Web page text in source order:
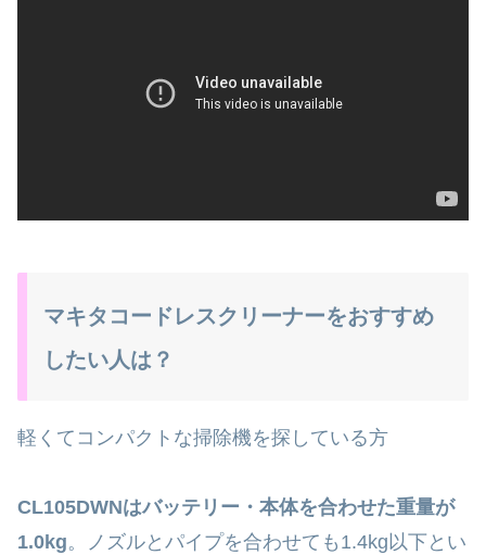
マキタコードレスクリーナーをおすすめ
したい人は？
軽くてコンパクトな掃除機を探している方
CL105DWNはバッテリー・本体を合わせた重量が
1.0kg。ノズルとパイプを合わせても1.4kg以下とい